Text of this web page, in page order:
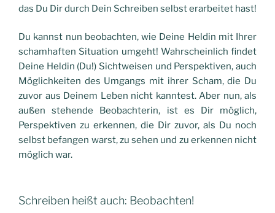
das Du Dir durch Dein Schreiben selbst erarbeitet hast!
Du kannst nun beobachten, wie Deine Heldin mit Ihrer
schamhaften Situation umgeht! Wahrscheinlich findet
Deine Heldin (Du!) Sichtweisen und Perspektiven, auch
Möglichkeiten des Umgangs mit ihrer Scham, die Du
zuvor aus Deinem Leben nicht kanntest. Aber nun, als
außen stehende Beobachterin, ist es Dir möglich,
Perspektiven zu erkennen, die Dir zuvor, als Du noch
selbst befangen warst, zu sehen und zu erkennen nicht
möglich war.
Schreiben heißt auch: Beobachten!